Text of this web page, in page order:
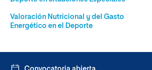
Valoración Nutricional y del Gasto
Energético en el Deporte